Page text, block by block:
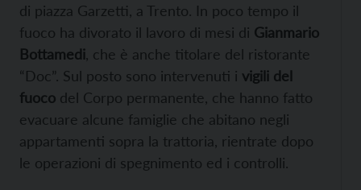
di piazza Garzetti, a Trento. In poco tempo il
fuoco ha divorato il lavoro di mesi di Gianmario
Bottamedi , che è anche titolare del ristorante
“Doc”. Sul posto sono intervenuti i vigili del
fuoco del Corpo permanente, che hanno fatto
evacuare alcune famiglie che abitano negli
appartamenti sopra la trattoria, rientrate dopo
le operazioni di spegnimento ed i controlli.